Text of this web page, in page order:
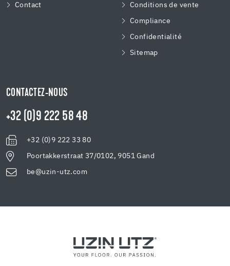
Contact Conditions de vente
Compliance
Confidentialité
Sitemap
CONTACTEZ-NOUS
+32 (0)9 222 58 48
+32 (0)9 222 33 80
Poortakkerstraat 37/0102, 9051 Gand
be@uzin-utz.com